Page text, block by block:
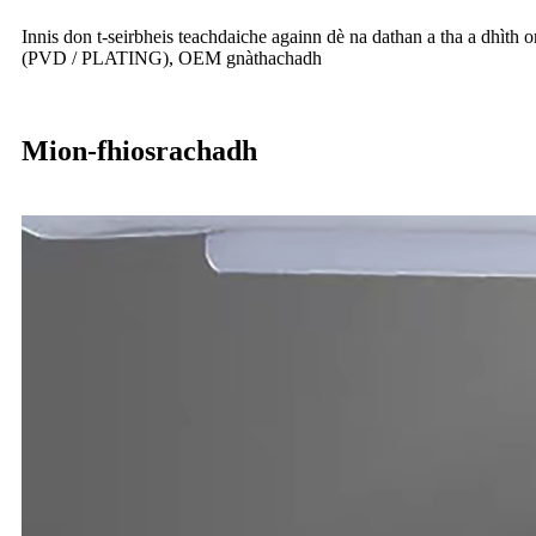
Innis don t-seirbheis teachdaiche againn dè na dathan a tha a dhìth
(PVD / PLATING), OEM gnàthachadh
Mion-fhiosrachadh